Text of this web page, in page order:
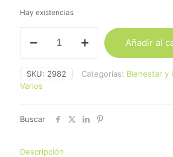
Hay existencias
de
Zeus
y
Añadir al
SKU: 2982 Categorías: Bienestar y
Varios
Buscar
Descripción